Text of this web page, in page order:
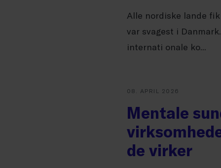
Alle nordiske lande
var svagest i
internati onale ko...
08. APRIL 2026
Mentale
de virker